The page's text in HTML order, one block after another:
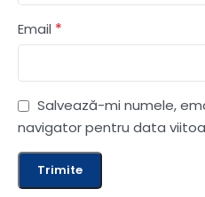
Email *
Salvează-mi numele,
navigator pentru data